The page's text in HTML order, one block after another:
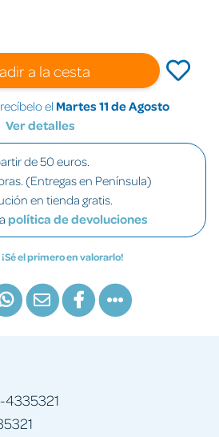
a la cesta
el Martes 11 de Agosto
Ver detalles
de 50 euros.
(Entregas en Península)
en tienda gratis.
política de devoluciones
¡Sé el primero en valorarlo!
4335321